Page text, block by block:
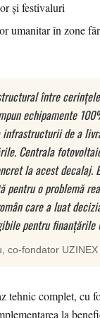
și festivaluri
umanitar în zone
între
echipamente
de a
Centrala
la acest decalaj.
pentru o problemă
care a luat
pentru finanțările
, co-fondator UZINEX
tehnic complet, cu
la